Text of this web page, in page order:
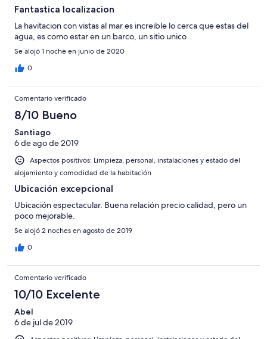
Fantastica localizacion
La havitacion con vistas al mar es increible lo cerca que estas del
agua, es como estar en un barco, un sitio unico
Se alojó 1 noche en junio de 2020
0
Comentario verificado
8/10 Bueno
Santiago
6 de ago de 2019
Aspectos positivos: Limpieza, personal, instalaciones y estado del
alojamiento y comodidad de la habitación
Ubicación excepcional
Ubicación espectacular. Buena relación precio calidad, pero un
poco mejorable.
Se alojó 2 noches en agosto de 2019
0
Comentario verificado
10/10 Excelente
Abel
6 de jul de 2019